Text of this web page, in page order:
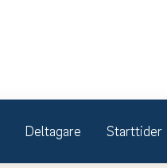
Deltagare Starttider